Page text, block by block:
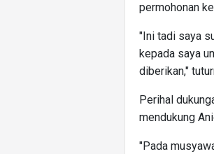
permohonan
"Ini tadi saya
kepada saya
diberikan,"
Perihal
mendukung
"Pada